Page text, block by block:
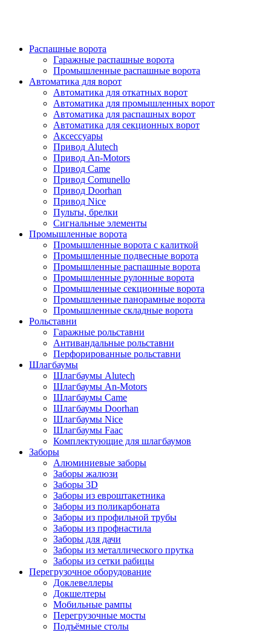
Распашные ворота
Гаражные распашные ворота
Промышленные распашные ворота
Автоматика для ворот
Автоматика для откатных ворот
Автоматика для промышленных ворот
Автоматика для распашных ворот
Автоматика для секционных ворот
Аксессуары
Привод Alutech
Привод An-Motors
Привод Came
Привод Comunello
Привод Doorhan
Привод Nice
Пульты, брелки
Сигнальные элементы
Промышленные ворота
Промышленные ворота с калиткой
Промышленные подвесные ворота
Промышленные распашные ворота
Промышленные рулонные ворота
Промышленные секционные ворота
Промышленные панорамные ворота
Промышленные складные ворота
Рольставни
Гаражные рольставни
Антивандальные рольставни
Перфорированные рольставни
Шлагбаумы
Шлагбаумы Alutech
Шлагбаумы An-Motors
Шлагбаумы Came
Шлагбаумы Doorhan
Шлагбаумы Nice
Шлагбаумы Faac
Комплектующие для шлагбаумов
Заборы
Алюминиевые заборы
Заборы жалюзи
Заборы 3D
Заборы из евроштакетника
Заборы из поликарбоната
Заборы из профильной трубы
Заборы из профнастила
Заборы для дачи
Заборы из металлического прутка
Заборы из сетки рабицы
Перегрузочное оборудование
Доклевеллеры
Докшелтеры
Мобильные рампы
Перегрузочные мосты
Подъёмные столы